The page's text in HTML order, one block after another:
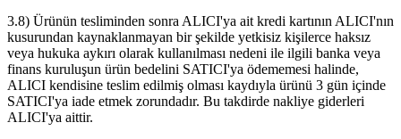
3.8) Ürünün tesliminden sonra ALICI'ya ait kredi kartının ALICI'nın
kusurundan kaynaklanmayan bir şekilde yetkisiz kişilerce haksız
veya hukuka aykırı olarak kullanılması nedeni ile ilgili banka veya
finans kuruluşun ürün bedelini SATICI'ya ödememesi halinde,
ALICI kendisine teslim edilmiş olması kaydıyla ürünü 3 gün içinde
SATICI'ya iade etmek zorundadır. Bu takdirde nakliye giderleri
ALICI'ya aittir.